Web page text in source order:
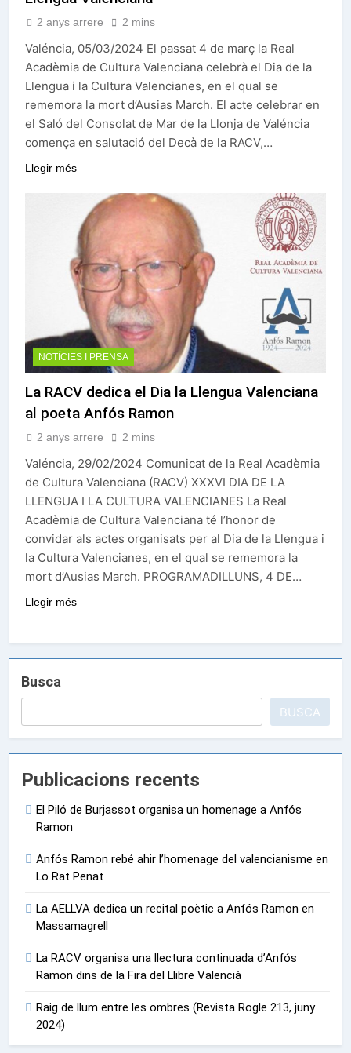
2 anys arrere 2 mins
Valéncia, 05/03/2024 El passat 4 de març la Real
Acadèmia de Cultura Valenciana celebrà el Dia de la
Llengua i la Cultura Valencianes, en el qual se
rememora la mort d’Ausias March. El acte celebrar en
el Saló del Consolat de Mar de la Llonja de Valéncia
comença en salutació del Decà de la RACV,…
Llegir més
NOTÍCIES I PRENSA
La RACV dedica el Dia la Llengua Valenciana
al poeta Anfós Ramon
2 anys arrere 2 mins
Valéncia, 29/02/2024 Comunicat de la Real Acadèmia
de Cultura Valenciana (RACV) XXXVI DIA DE LA
LLENGUA I LA CULTURA VALENCIANES La Real
Acadèmia de Cultura Valenciana té l’honor de
convidar als actes organisats per al Dia de la Llengua i
la Cultura Valencianes, en el qual se rememora la
mort d’Ausias March. PROGRAMADILLUNS, 4 DE…
Llegir més
Busca
BUSCA
Publicacions recents
El Piló de Burjassot organisa un homenage a Anfós
Ramon
Anfós Ramon rebé ahir l’homenage del valencianisme en
Lo Rat Penat
La AELLVA dedica un recital poètic a Anfós Ramon en
Massamagrell
La RACV organisa una llectura continuada d’Anfós
Ramon dins de la Fira del Llibre Valencià
Raig de llum entre les ombres (Revista Rogle 213, juny
2024)